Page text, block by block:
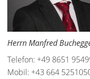
Herrn Manfred
Telefon: +49 8651
Mobil: +43 664